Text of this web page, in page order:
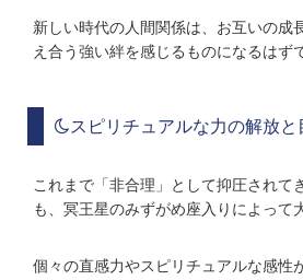
新しい時代の人間関係は、お互いの成
え合う強い絆を感じるものになるはず
スピリチュアルな力の解放と
これまで「非合理」として抑圧されて
も、冥王星のみずがめ座入りによって
個々の直感力やスピリチュアルな感性